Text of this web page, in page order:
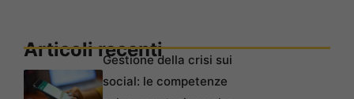
Articoli recentiGestione della crisi sui
social: le competenze